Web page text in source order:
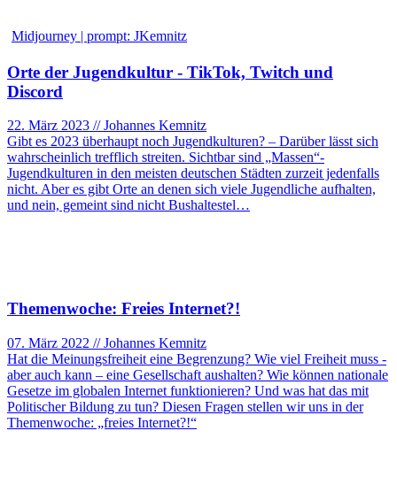
Midjourney | prompt: JKemnitz
Orte der Jugendkultur - TikTok, Twitch und
Discord
22. März 2023 // Johannes Kemnitz
Gibt es 2023 überhaupt noch Jugendkulturen? – Darüber lässt sich
wahrscheinlich trefflich streiten. Sichtbar sind „Massen“-
Jugendkulturen in den meisten deutschen Städten zurzeit jedenfalls
nicht. Aber es gibt Orte an denen sich viele Jugendliche aufhalten,
und nein, gemeint sind nicht Bushaltestel…
Themenwoche: Freies Internet?!
07. März 2022 // Johannes Kemnitz
Hat die Meinungsfreiheit eine Begrenzung? Wie viel Freiheit muss -
aber auch kann – eine Gesellschaft aushalten? Wie können nationale
Gesetze im globalen Internet funktionieren? Und was hat das mit
Politischer Bildung zu tun? Diesen Fragen stellen wir uns in der
Themenwoche: „freies Internet?!“